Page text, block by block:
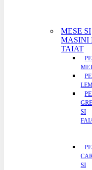
MESE SI
MASINI
TAIAT
SI
SI